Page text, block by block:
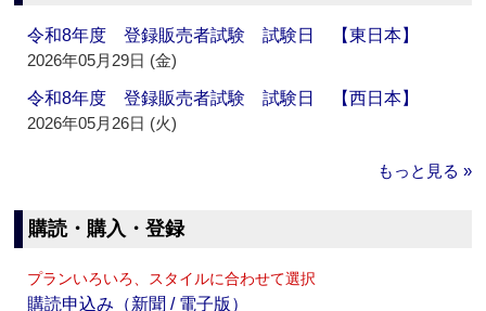
令和8年度 登録販売者試験 試験日 【東日本】
2026年05月29日 (金)
令和8年度 登録販売者試験 試験日 【西日本】
2026年05月26日 (火)
もっと見る »
購読・購入・登録
プランいろいろ、スタイルに合わせて選択
購読申込み（新聞 / 電子版）